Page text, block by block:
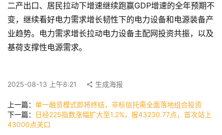
首
页
快
讯
二产出口、居民拉动下增速继续跑赢GDP增速的全年预期不
变，继续看好电力需求增长韧性下的电力设备和电源装备产
业趋势。电力需求增长拉动电力设备主配网投资共振，以及
基荷支撑性电源需求。
2025-08-13 上午8:21 生成海报
上一篇： 单一融资模式即将终结，非标信托需全面落地组合投资
下一篇：
日经225指数涨幅扩大至1.2%，报43230.77点，首次站上
43000点关口